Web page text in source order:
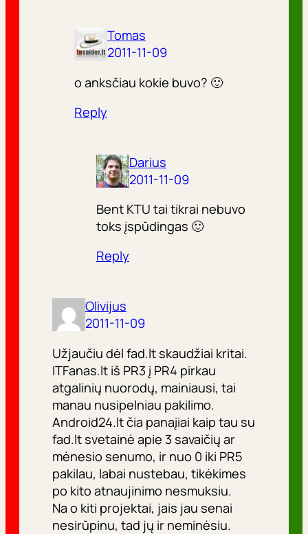
Tomas
2011-11-09
o anksčiau kokie buvo? 🙂
Reply
Darius
2011-11-09
Bent KTU tai tikrai nebuvo
toks įspūdingas 🙂
Reply
Olivijus
2011-11-09
Užjaučiu dėl fad.lt skaudžiai kritai.
ITFanas.lt iš PR3 į PR4 pirkau
atgalinių nuorodų, mainiausi, tai
manau nusipelniau pakilimo.
Android24.lt čia panaįiai kaip tau su
fad.lt svetainė apie 3 savaičių ar
mėnesio senumo, ir nuo 0 iki PR5
pakilau, labai nustebau, tikėkimes
po kito atnaujinimo nesmuksiu.
Na o kiti projektai, jais jau senai
nesirūpinu, tad jų ir neminėsiu.